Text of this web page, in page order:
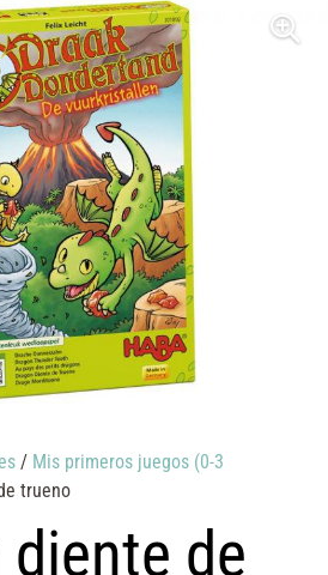
/ Mis primeros juegos (0-3
trueno
diente de